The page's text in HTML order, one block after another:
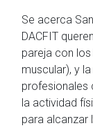
Se acerca
DACFIT
pareja con
muscular), y
profesionales
la actividad
para alcanzar